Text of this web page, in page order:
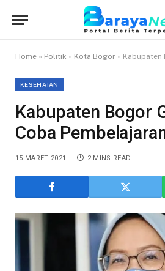
Home » Politik » Kota Bogor » Kabupaten Bogor
KESEHATAN
Kabupaten Bogor
Coba
15 MARET 2021 2 MINS READ